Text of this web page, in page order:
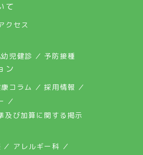
て
クセス
児健診 予防接種
ン
コラム
採用情報
及び加算に関する掲示
アレルギー科